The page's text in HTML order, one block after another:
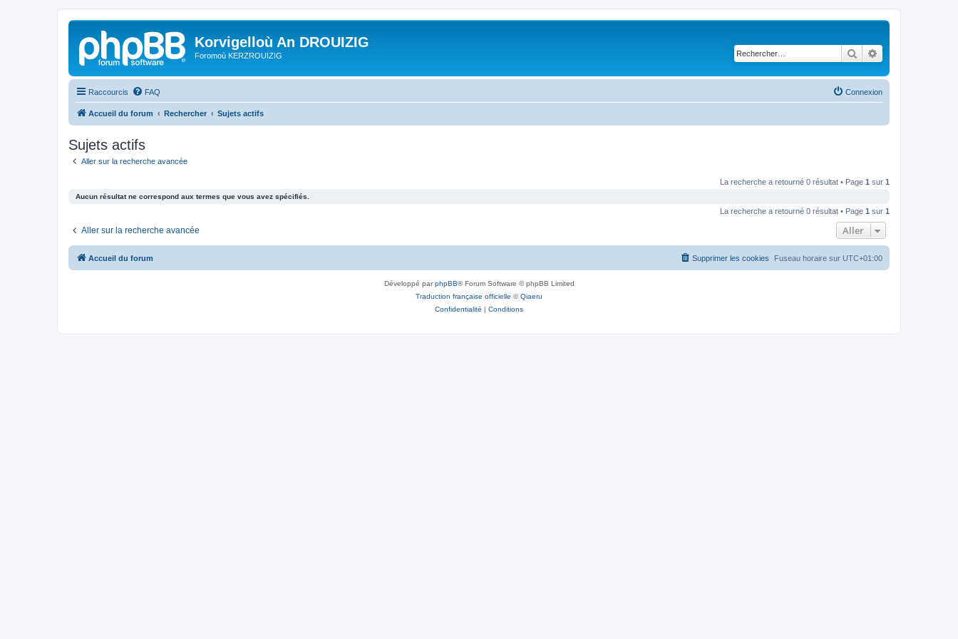
Korvigelloù An DROUIZIG
Foromoù KERZROUIZIG Rechercher
Raccourcis FAQ Connexion
Accueil du forum Rechercher Sujets actifs
Sujets actifs
Aller sur la recherche avancée
La recherche a retourné 0 résultat • Page 1 sur 1
Aucun résultat ne correspond aux termes que vous avez spécifiés.
La recherche a retourné 0 résultat • Page 1 sur 1
Aller sur la recherche avancée Aller
Accueil du forum Fuseau horaire sur UTC+01:00
Supprimer les cookies
Développé parphpBB® Forum Software © phpBB Limited
Traduction française officielle ©Qiaeru
Confidentialité | Conditions